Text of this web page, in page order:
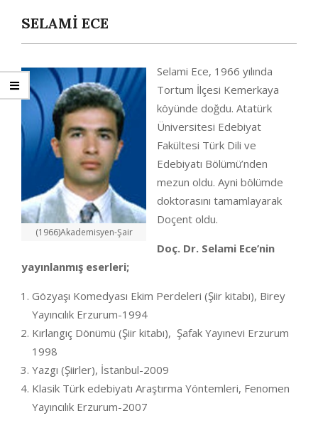
SELAMİ ECE
(1966)Akademisyen-Şair
Selami Ece, 1966 yılında
Tortum İlçesi Kemerkaya
köyünde doğdu. Atatürk
Üniversitesi Edebiyat
Fakültesi Türk Dili ve
Edebiyatı Bölümü’nden
mezun oldu. Ayni bölümde
doktorasını tamamlayarak
Doçent oldu.
Doç. Dr. Selami Ece’nin
yayınlanmış eserleri;
Gözyaşı Komedyası Ekim Perdeleri (Şiir kitabı), Birey
Yayıncılık Erzurum-1994
Kırlangıç Dönümü (Şiir kitabı), Şafak Yayınevi Erzurum
1998
Yazgı (Şiirler), İstanbul-2009
Klasik Türk edebiyatı Araştırma Yöntemleri, Fenomen
Yayıncılık Erzurum-2007